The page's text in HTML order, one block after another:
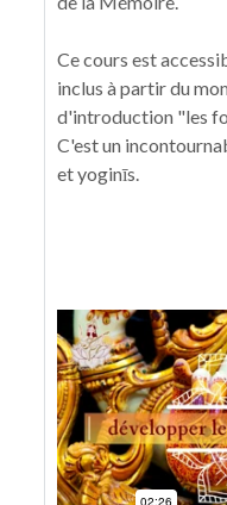
Ce cours est
inclus à partir du
d'introduction "les
C'est un
et yoginīs.